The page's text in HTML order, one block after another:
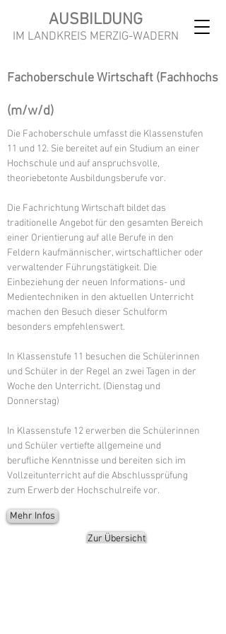
AUSBILDUNG
IM LANDKREIS MERZIG-WADERN
Fachoberschule Wirtschaft
(m/w/d)
Die Fachoberschule umfasst die Klassenstufen
11 und 12. Sie bereitet auf ein Studium an einer
Hochschule und auf anspruchsvolle,
theoriebetonte Ausbildungsberufe vor.
Die Fachrichtung Wirtschaft bildet das
traditionelle Angebot für den gesamten Bereich
einer Orientierung auf alle Berufe in den
Feldern kaufmännischer, wirtschaftlicher oder
verwaltender Führungstätigkeit. Die
Einbeziehung der neuen Informations- und
Medientechniken in den aktuellen Unterricht
machen den Besuch dieser Schulform
besonders empfehlenswert.
In Klassenstufe 11 besuchen die Schülerinnen
und Schüler in der Regel an zwei Tagen in der
Woche den Unterricht. (Dienstag und
Donnerstag)
In Klassenstufe 12 erwerben die Schülerinnen
und Schüler vertiefte allgemeine und
berufliche Kenntnisse und bereiten sich im
Vollzeitunterricht auf die Abschlussprüfung
zum Erwerb der Hochschulreife vor.
Mehr Infos
Zur Übersicht